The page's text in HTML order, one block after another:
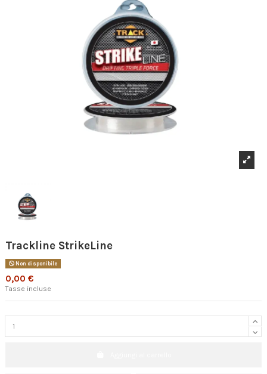
Trackline StrikeLine
Non disponibile
0,00 €
Tasse incluse